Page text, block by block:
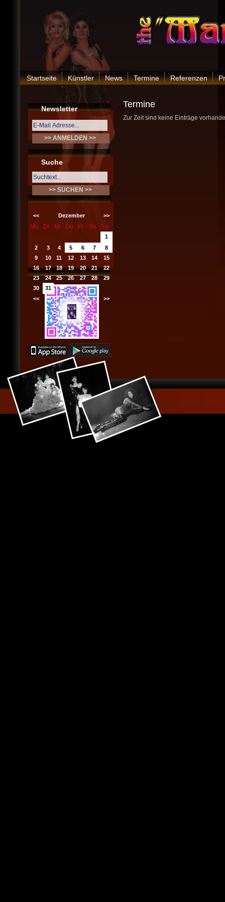
Startseite Künstler News Termine Referenzen
Newsletter
Suche
<< Dezember >>
Mo Di Mi Do Fr Sa So
1
2
3 4 5 6 7
8
9
10 11 12 13 14
15
16
17 18 19 20 21
22
23
24 25 26 27 28
29
30
31
<<
2024 >>
Termine
Zur Zeit sind keine Einträge